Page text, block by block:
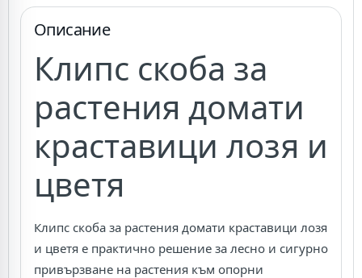
Описание
Клипс скоба за
растения домати
краставици лозя и
цветя
Клипс скоба за растения домати краставици лозя
и цветя е практично решение за лесно и сигурно
привързване на растения към опорни